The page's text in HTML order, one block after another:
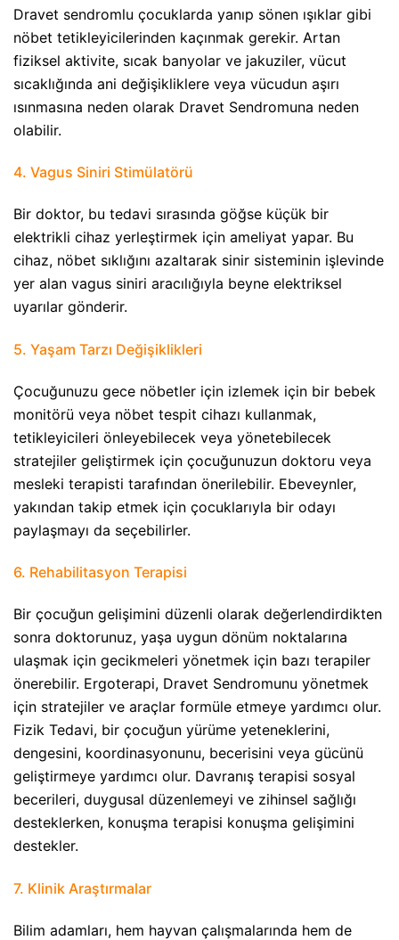
Dravet sendromlu çocuklarda yanıp sönen ışıklar gibi
nöbet tetikleyicilerinden kaçınmak gerekir. Artan
fiziksel aktivite, sıcak banyolar ve jakuziler, vücut
sıcaklığında ani değişikliklere veya vücudun aşırı
ısınmasına neden olarak Dravet Sendromuna neden
olabilir.
4. Vagus Siniri Stimülatörü​
Bir doktor, bu tedavi sırasında göğse küçük bir
elektrikli cihaz yerleştirmek için ameliyat yapar. Bu
cihaz, nöbet sıklığını azaltarak sinir sisteminin işlevinde
yer alan vagus siniri aracılığıyla beyne elektriksel
uyarılar gönderir.
5. Yaşam Tarzı Değişiklikleri​
Çocuğunuzu gece nöbetler için izlemek için bir bebek
monitörü veya nöbet tespit cihazı kullanmak,
tetikleyicileri önleyebilecek veya yönetebilecek
stratejiler geliştirmek için çocuğunuzun doktoru veya
mesleki terapisti tarafından önerilebilir. Ebeveynler,
yakından takip etmek için çocuklarıyla bir odayı
paylaşmayı da seçebilirler.
6. Rehabilitasyon Terapisi​
Bir çocuğun gelişimini düzenli olarak değerlendirdikten
sonra doktorunuz, yaşa uygun dönüm noktalarına
ulaşmak için gecikmeleri yönetmek için bazı terapiler
önerebilir. Ergoterapi, Dravet Sendromunu yönetmek
için stratejiler ve araçlar formüle etmeye yardımcı olur.
Fizik Tedavi, bir çocuğun yürüme yeteneklerini,
dengesini, koordinasyonunu, becerisini veya gücünü
geliştirmeye yardımcı olur. Davranış terapisi sosyal
becerileri, duygusal düzenlemeyi ve zihinsel sağlığı
desteklerken, konuşma terapisi konuşma gelişimini
destekler.
7. Klinik Araştırmalar​
Bilim adamları, hem hayvan çalışmalarında hem de